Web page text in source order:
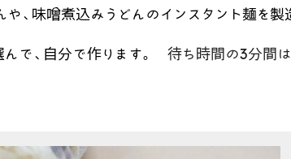
、味噌煮込みうどんのインスタント麺を製
で、自分で作ります。 待ち時間の3分間